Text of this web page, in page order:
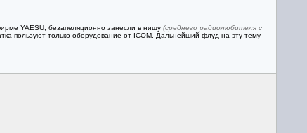
YAESU, безапеляционно занесли в нишу (среднего радиолюбителя с
пользуют только оборудование от ICOM. Дальнейший флуд на эту тему